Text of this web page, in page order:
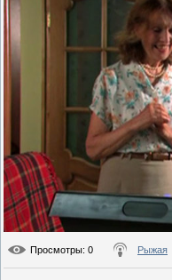
Просмотры: 0 Рыжая